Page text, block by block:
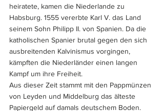
heiratete, kamen die Niederlande zu
Habsburg. 1555 vererbte Karl V. das Land
seinem Sohn Philipp II. von Spanien. Da die
katholischen Spanier brutal gegen den sich
ausbreitenden Kalvinismus vorgingen,
kämpften die Niederländer einen langen
Kampf um ihre Freiheit.
Aus dieser Zeit stammt mit den Pappmünzen
von Leyden und Middelburg das älteste
Papiergeld auf damals deutschem Boden.